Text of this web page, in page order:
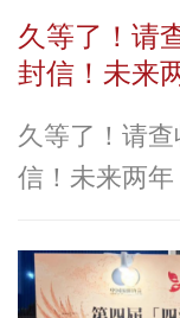
久等了！请
封信！未来
久等了！请
信！未来两
恭喜准华商er
华商科教集